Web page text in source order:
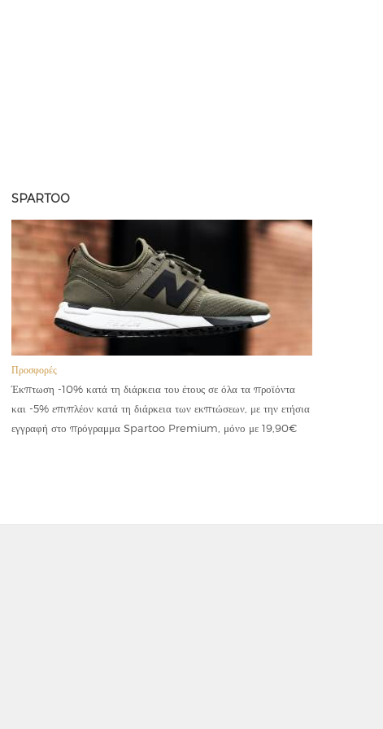
SPARTOO
Προσφορές
Έκπτωση -10% κατά τη διάρκεια του έτους σε όλα τα προϊόντα
και -5% επιπλέον κατά τη διάρκεια των εκπτώσεων, με την ετήσια
εγγραφή στο πρόγραμμα Spartoo Premium, μόνο με 19,90€